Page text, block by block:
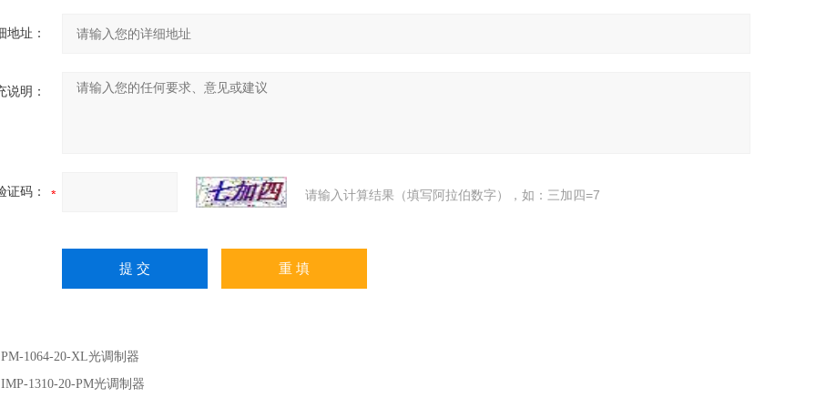
地址：
说明：
证码： 请输入计算结果（填写阿拉伯数字），如：三加四=7
PM-1064-20-XL光调制器
IMP-1310-20-PM光调制器